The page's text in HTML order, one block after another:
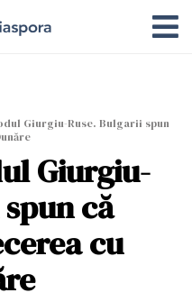
Giurgiu-Ruse. Bulgarii spun
Giurgiu-
că
cu